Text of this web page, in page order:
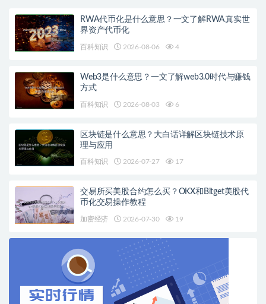
RWA代币化是什么意思？一文了解RWA真实世
界资产代币化
百科知识 2026-08-06 4
Web3是什么意思？一文了解web3.0时代与赚钱
方式
百科知识 2026-08-03 6
区块链是什么意思？大白话详解区块链技术原
理与应用
百科知识 2026-07-27 17
交易所买美股合约怎么买？OKX和Bitget美股代
币化交易操作教程
加密经济 2026-07-30 19